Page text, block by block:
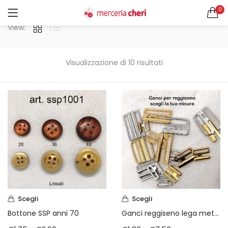
0
Ricordami
Password dimenticata?
Tutte le categorie
Accessori merceria (94)
Cesti portalavoro (8)
Aghi e spilli (24)
Applicazioni (26)
Borse (6)
Bottoni Vintage (204)
Lotti di Bottoni vintage (27)
Bottoni/alamari/automatici (46)
Alamari (5)
Visualizzazione di 10 risultati
View:
Scegli
Bottone SSP anni 70
Scegli
Ganci reggiseno lega metallica cromata